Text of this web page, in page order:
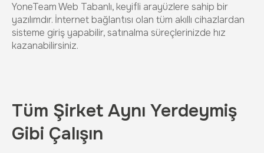
YoneTeam Web Tabanlı, keyifli arayüzlere sahip bir
yazılımdır. İnternet bağlantısı olan tüm akıllı cihazlardan
sisteme giriş yapabilir, satınalma süreçlerinizde hız
kazanabilirsiniz.
Tüm Şirket Aynı Yerdeymiş
Gibi Çalışın